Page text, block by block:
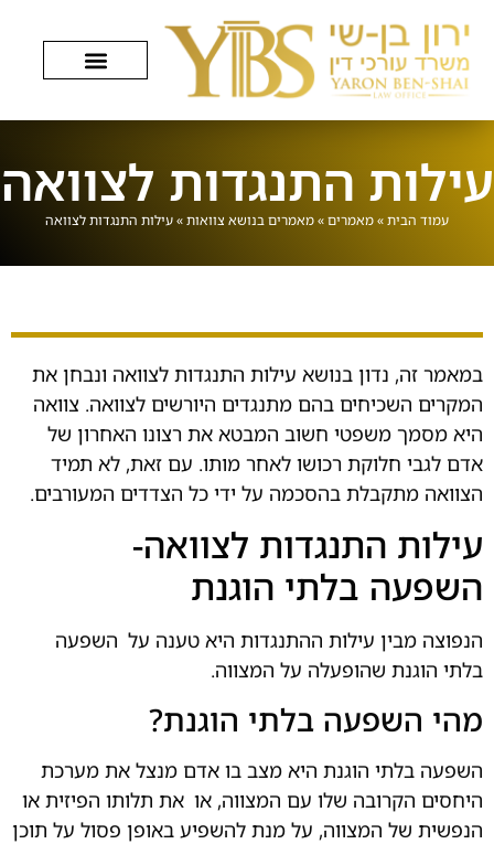
עילות התנגדות לצוואה
עמוד הבית»מאמרים»מאמרים בנושא צוואות»עילות התנגדות לצוואה
במאמר זה, נדון בנושא עילות התנגדות לצוואה ונבחן את
המקרים השכיחים בהם מתנגדים היורשים לצוואה. צוואה
היא מסמך משפטי חשוב המבטא את רצונו האחרון של
אדם לגבי חלוקת רכושו לאחר מותו. עם זאת, לא תמיד
הצוואה מתקבלת בהסכמה על ידי כל הצדדים המעורבים.
עילות התנגדות לצוואה-
השפעה בלתי הוגנת
הנפוצה מבין עילות ההתנגדות היא טענה על השפעה
בלתי הוגנת שהופעלה על המצווה.
מהי השפעה בלתי הוגנת?
השפעה בלתי הוגנת היא מצב בו אדם מנצל את מערכת
היחסים הקרובה שלו עם המצווה, או את תלותו הפיזית או
הנפשית של המצווה, על מנת להשפיע באופן פסול על תוכן